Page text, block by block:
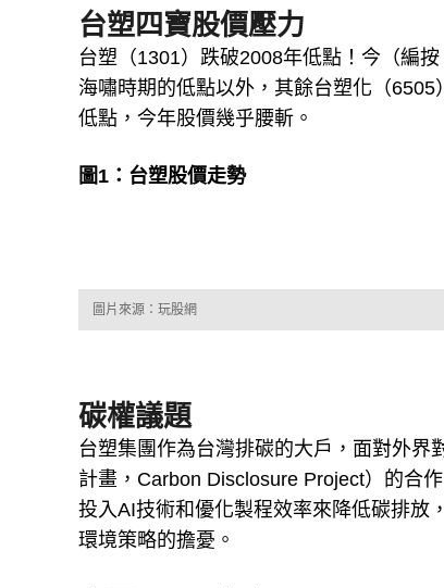
台塑四寶股價壓力
台塑（1301）跌破2008年低點！今（編
海嘯時期的低點以外，其餘台塑化（
低點，今年股價幾乎腰斬。
圖1：台塑股價走勢
圖片來源：玩股網
碳權議題
台塑集團作為台灣排碳的大戶，面對外
計畫，Carbon Disclosure Project）的合
投入AI技術和優化製程效率來降低碳排放
環境策略的擔憂。